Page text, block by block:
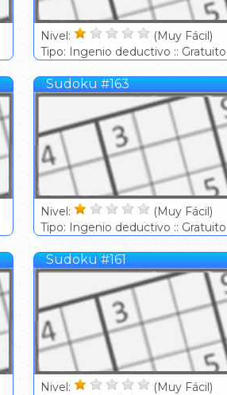
Nivel:
(Muy Fácil)
Tipo: Ingenio deductivo :: Gratuito
Sudoku #163
Nivel:
(Muy Fácil)
Tipo: Ingenio deductivo :: Gratuito
Sudoku #161
Nivel:
(Muy Fácil)